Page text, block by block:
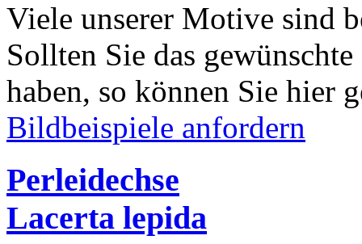
Viele unserer Motive sind
Sollten Sie das
haben, so können Sie hier
Bildbeispiele anfordern
Perleidechse
Lacerta lepida